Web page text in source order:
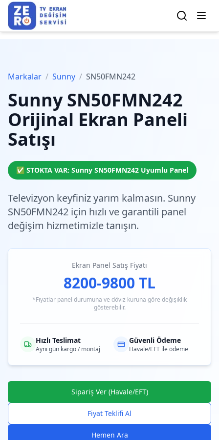
Markalar / Sunny / SN50FMN242
Sunny SN50FMN242
Orijinal Ekran Paneli
Satışı
✅ STOKTA VAR: Sunny SN50FMN242 Uyumlu Panel
Televizyon keyfiniz yarım kalmasın. Sunny
SN50FMN242 için hızlı ve garantili panel
değişim hizmetimizle tanışın.
Ekran Panel Satış Fiyatı
8200-9800 TL
*Fiyatlar panel durumuna ve döviz kuruna göre değişiklik
gösterebilir.
Hızlı Teslimat
Aynı gün kargo / montaj
Güvenli Ödeme
Havale/EFT ile ödeme
Sipariş Ver (Havale/EFT)
Fiyat Teklifi Al
Hemen Ara